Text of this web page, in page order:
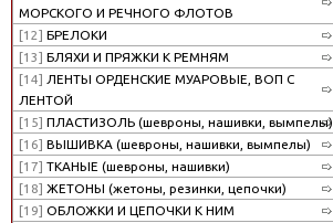
МОРСКОГО И РЕЧНОГО ФЛОТОВ
[12] БРЕЛОКИ
[13] БЛЯХИ И ПРЯЖКИ К РЕМНЯМ
[14] ЛЕНТЫ ОРДЕНСКИЕ МУАРОВЫЕ, ВОП С
ЛЕНТОЙ
[15] ПЛАСТИЗОЛЬ (шевроны, нашивки, вымпелы)
[16] ВЫШИВКА (шевроны, нашивки, вымпелы)
[17] ТКАНЫЕ (шевроны, нашивки)
[18] ЖЕТОНЫ (жетоны, резинки, цепочки)
[19] ОБЛОЖКИ И ЦЕПОЧКИ К НИМ